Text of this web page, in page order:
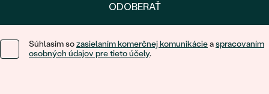
ODOBERAŤ
Súhlasím sozasielaním komerčnej komunikácieaspracovaním
osobných údajov pre tieto účely.